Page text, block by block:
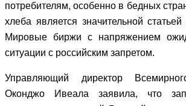
потребителям, особенно в бедных
хлеба является значительной
Мировые биржи с напряжением
ситуации с российским запретом.
Управляющий директор
Оконджо Ивеала заявила, что